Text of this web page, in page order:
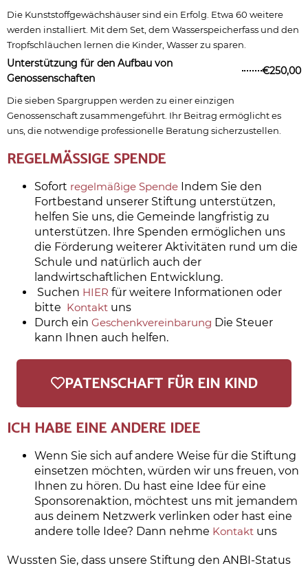
Die Kunststoffgewächshäuser sind ein Erfolg. Etwa 60 weitere
werden installiert. Mit dem Set, dem Wasserspeicherfass und den
Tropfschläuchen lernen die Kinder, Wasser zu sparen.
Unterstützung für den Aufbau von
Genossenschaften
€250,00
Die sieben Spargruppen werden zu einer einzigen
Genossenschaft zusammengeführt. Ihr Beitrag ermöglicht es
uns, die notwendige professionelle Beratung sicherzustellen.
REGELMÄSSIGE SPENDE
Sofort regelmäßige Spende Indem Sie den
Fortbestand unserer Stiftung unterstützen,
helfen Sie uns, die Gemeinde langfristig zu
unterstützen. Ihre Spenden ermöglichen uns
die Förderung weiterer Aktivitäten rund um die
Schule und natürlich auch der
landwirtschaftlichen Entwicklung.
Suchen HIER für weitere Informationen oder
bitte Kontakt uns
Durch ein Geschenkvereinbarung Die Steuer
kann Ihnen auch helfen.
PATENSCHAFT FÜR EIN KIND
ICH HABE EINE ANDERE IDEE
Wenn Sie sich auf andere Weise für die Stiftung
einsetzen möchten, würden wir uns freuen, von
Ihnen zu hören. Du hast eine Idee für eine
Sponsorenaktion, möchtest uns mit jemandem
aus deinem Netzwerk verlinken oder hast eine
andere tolle Idee? Dann nehme Kontakt uns
Wussten Sie, dass unsere Stiftung den ANBI-Status